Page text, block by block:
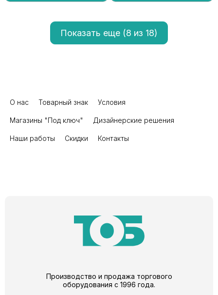
Показать еще (8 из 18)
О нас Товарный знак Условия
Магазины "Под ключ" Дизайнерские решения
Наши работы Скидки Контакты
Производство и продажа торгового
оборудования с 1996 года.